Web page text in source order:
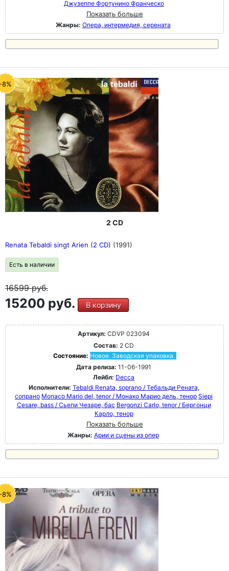
Джузеппе Фортунино Франческо
Показать больше
Жанры: Опера, интермедия, серената
8%
2 CD
Renata Tebaldi singt Arien (2 CD) (1991)
Есть в наличии
16599руб.
15200 руб. В корзину
Артикул: CDVP 023094
Состав: 2 CD
Состояние: Новое. Заводская упаковка.
Дата релиза: 11-06-1991
Лейбл: Decca
Исполнители: Tebaldi Renata, soprano / Тебальди Рената,
сопрано Monaco Mario del, tenor / Монако Марио дель, тенор Siepi
Cesare, bass / Сьепи Чезаре, бас Bergonzi Carlo, tenor / Бергонци
Карло, тенор
Показать больше
Жанры: Арии и сцены из опер
8%